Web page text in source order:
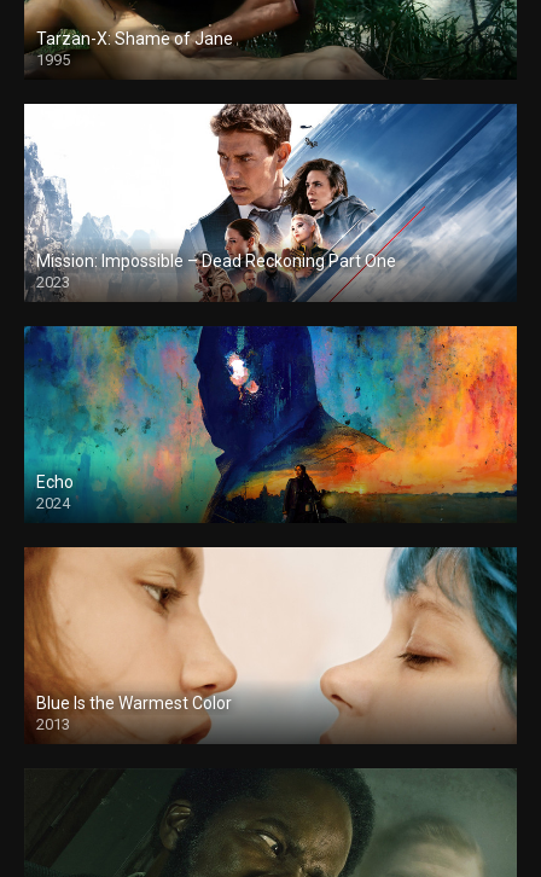
Tarzan-X: Shame of Jane
1995
Mission: Impossible – Dead Reckoning Part One
2023
Echo
2024
Blue Is the Warmest Color
2013